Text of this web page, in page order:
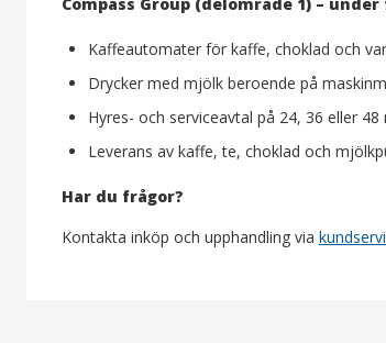
Kaffeautomater för kaffe, choklad och
Drycker med mjölk beroende på
Hyres- och serviceavtal på 24, 36 eller 48
Leverans av kaffe, te, choklad och
Har du frågor?
Kontakta inköp och upphandling via